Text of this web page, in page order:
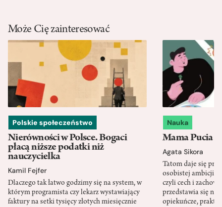
Może Cię zainteresować
Polskie społeczeństwo
Nierówności w Polsce. Bogaci
płacą niższe podatki niż
nauczycielka
Kamil Fejfer
Dlaczego tak łatwo godzimy się na system, w
którym programista czy lekarz wystawiający
faktury na setki tysięcy złotych miesięcznie
Nauka
Mama Pucia
Agata Sikora
Tatom daje się
osobistej ambicji,
czyli cech i
przedstawia się
opiekuńcze,